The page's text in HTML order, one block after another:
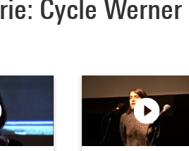
Cycle